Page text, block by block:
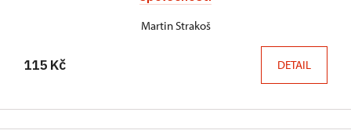
Martin Strakoš
115 Kč DETAIL